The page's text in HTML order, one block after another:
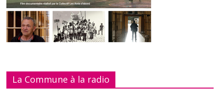
La Commune à la radio